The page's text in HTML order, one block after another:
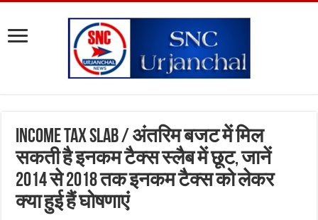
Income Tax Slab / अंतरिम बजट में मिल
सकती है इनकम टैक्स स्लैब में छूट, जानें
2014 से 2018 तक इनकम टैक्स को लेकर
क्या हुई हैं घोषणाएं